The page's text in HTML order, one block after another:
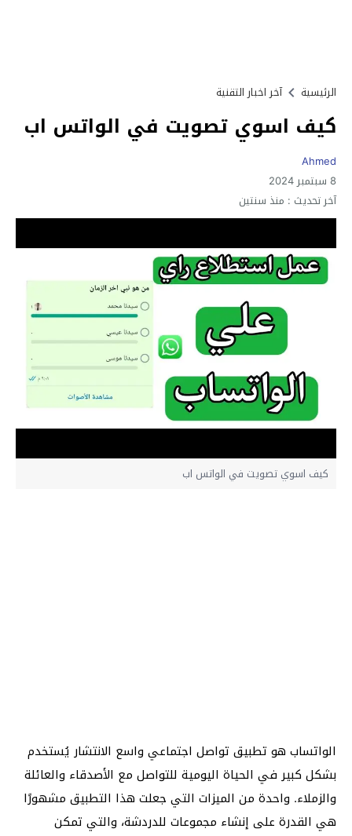
الرئيسية آخر اخبار التقنية
كيف اسوي تصويت في الواتس اب
Ahmed
8 سبتمبر 2024
آخر تحديث : منذ سنتين
كيف اسوي تصويت في الواتس اب
الواتساب هو تطبيق تواصل اجتماعي واسع الانتشار يُستخدم
بشكل كبير في الحياة اليومية للتواصل مع الأصدقاء والعائلة
والزملاء. واحدة من الميزات التي جعلت هذا التطبيق مشهورًا
هي القدرة على إنشاء مجموعات للدردشة، والتي تمكن